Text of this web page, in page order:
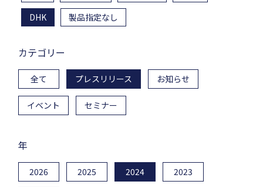
DHK 製品指定なし
カテゴリー
全て プレスリリース お知らせ
イベント セミナー
年
2026 2025 2024 2023